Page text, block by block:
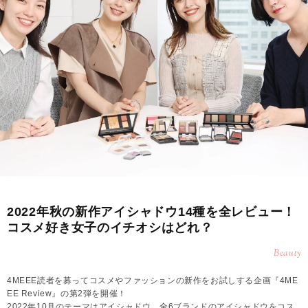
2022年秋の新作アイシャドウ14種を全レビュー！
コスメ好き女子のイチオシはどれ？
Beauty
4MEEE読者を募ってコスメやファッションの新作をお試しする企画『4ME
EE Review』の第2弾を開催！